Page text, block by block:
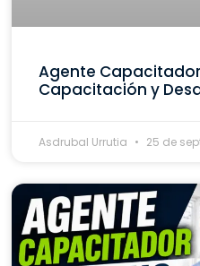
Agente
Capacitación y
Asdrubal Urrutia 25 de